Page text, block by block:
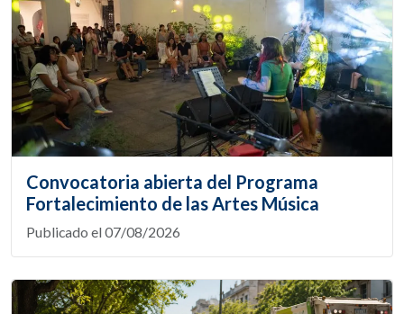
Convocatoria abierta del Programa
Fortalecimiento de las Artes Música
Publicado el 07/08/2026